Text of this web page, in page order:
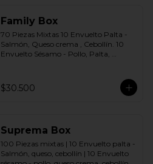
Family Box
70 Piezas Mixtas 10 Envuelto Palta -
Salmón, Queso crema , Cebollín. 10
Envuelto Sésamo - Pollo, Palta,
Ciboulette - Camarón, queso crema,
cebollín. 10 Panko - Pollo, Queso
7 Salsas a elección soya o agridulce
Bless + 6 palitos
$30.500
Suprema Box
100 Piezas mixtas | 10 Envuelto palta -
Salmón, queso, cebollín | 10 Envuelto